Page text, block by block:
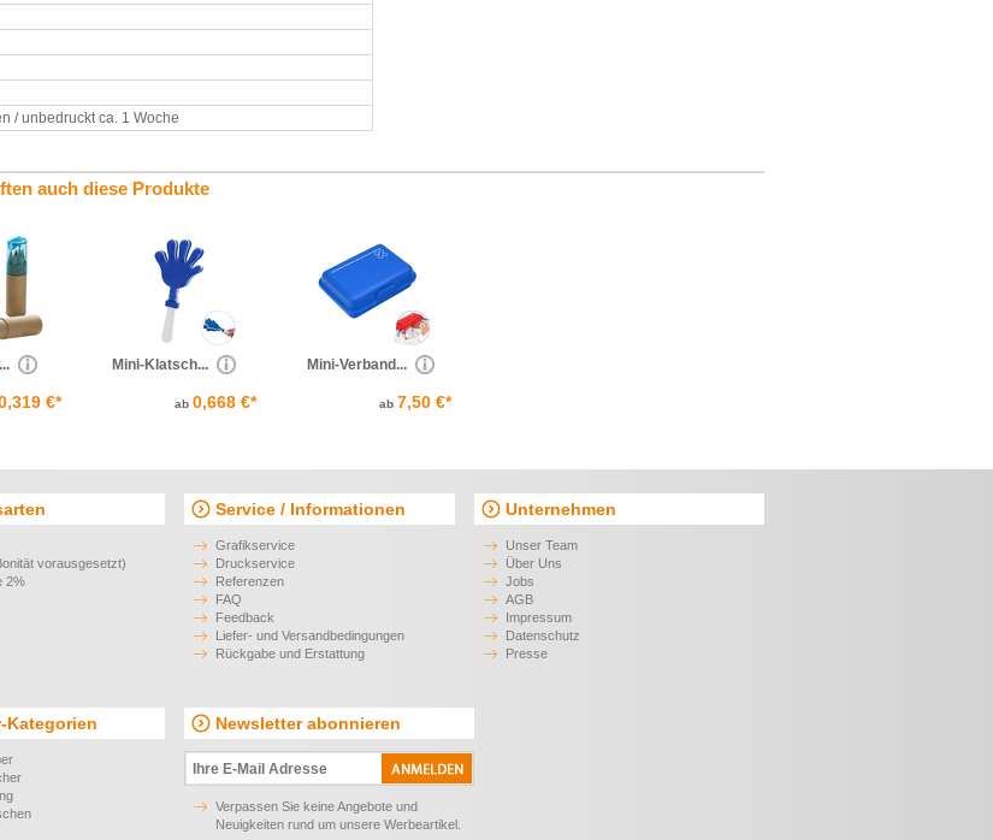
/ unbedruckt ca. 1 Woche
auch diese Produkte
€*
Mini-Klatsch...
ab 0,668 €*
Mini-Verband...
ab 7,50 €*
vorausgesetzt)
2%
Service / Informationen
Grafikservice
Druckservice
Referenzen
FAQ
Feedback
Liefer- und Versandbedingungen
Rückgabe und Erstattung
Unternehmen
Unser Team
Über Uns
Jobs
AGB
Impressum
Datenschutz
Presse
Kategorien Newsletter abonnieren
Verpassen Sie keine Angebote und
Neuigkeiten rund um unsere Werbeartikel.